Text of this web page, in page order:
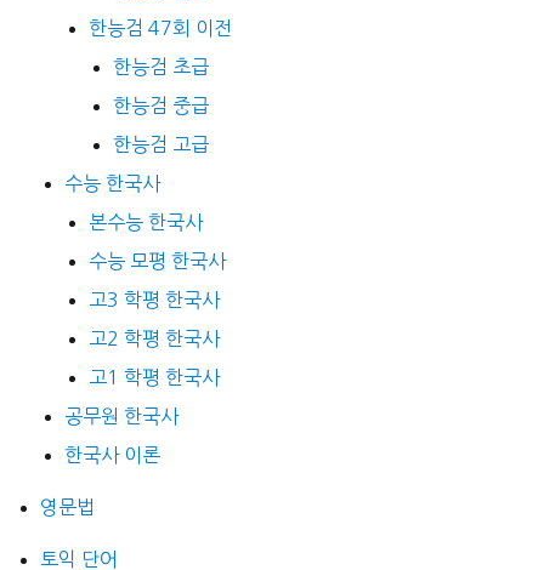
한능검 47회 이전
한능검 초급
한능검 중급
한능검 고급
수능 한국사
본수능 한국사
수능 모평 한국사
고3 학평 한국사
고2 학평 한국사
고1 학평 한국사
공무원 한국사
한국사 이론
영문법
토익 단어